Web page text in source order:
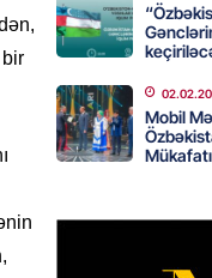
“Birgə Strateji
əhəmiyyəti nədir?
07.08.2026 - 16:30
İDMAN
Mobil